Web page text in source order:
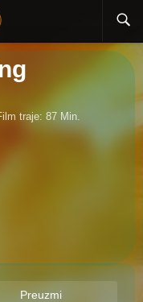
traje: 87 Min.
Preuzmi